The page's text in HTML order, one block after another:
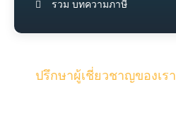
รวม บทความภาษี
ปรึกษาผู้เชี่ยวชาญของเรา